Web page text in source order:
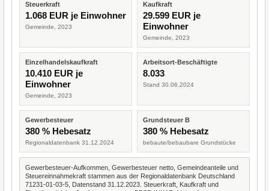
Steuerkraft
1.068 EUR je Einwohner
Gemeinde, 2023
Kaufkraft
29.599 EUR je
Einwohner
Gemeinde, 2023
Einzelhandelskaufkraft
10.410 EUR je
Einwohner
Gemeinde, 2023
Arbeitsort-Beschäftigte
8.033
Stand 30.06.2024
Gewerbesteuer
380 % Hebesatz
Regionaldatenbank 31.12.2024
Grundsteuer B
380 % Hebesatz
bebaute/bebaubare Grundstücke
Gewerbesteuer-Aufkommen, Gewerbesteuer netto, Gemeindeanteile und
Steuereinnahmekraft stammen aus der Regionaldatenbank Deutschland
71231-01-03-5, Datenstand 31.12.2023. Steuerkraft, Kaufkraft und